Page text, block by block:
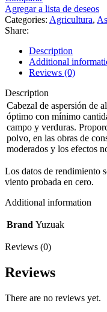
Agregar a lista de deseos
Categories: Agricultura,
Share:
Description
Additional
Reviews (0)
Description
Cabezal de aspersión de
óptimo con mínimo
campo y verduras.
polvo, en las obras de
moderados y los efectos
Los datos de rendimiento
viento probada en cero.
Additional information
Brand Yuzuak
Reviews (0)
Reviews
There are no reviews yet.